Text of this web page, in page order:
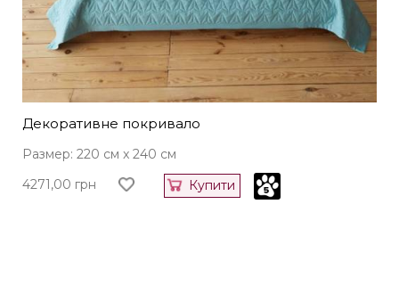
Декоративне покривало
Размер: 220 см x 240 см
4271,00 грн Купити